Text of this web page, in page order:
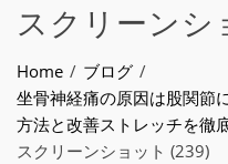
スクリーンシ
Home
ブログ
坐骨神経痛の原因は股関節
方法と改善ストレッチを徹
スクリーンショット (239)